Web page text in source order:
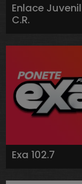
Enlace Juvenil
C.R.
Exa 102.7